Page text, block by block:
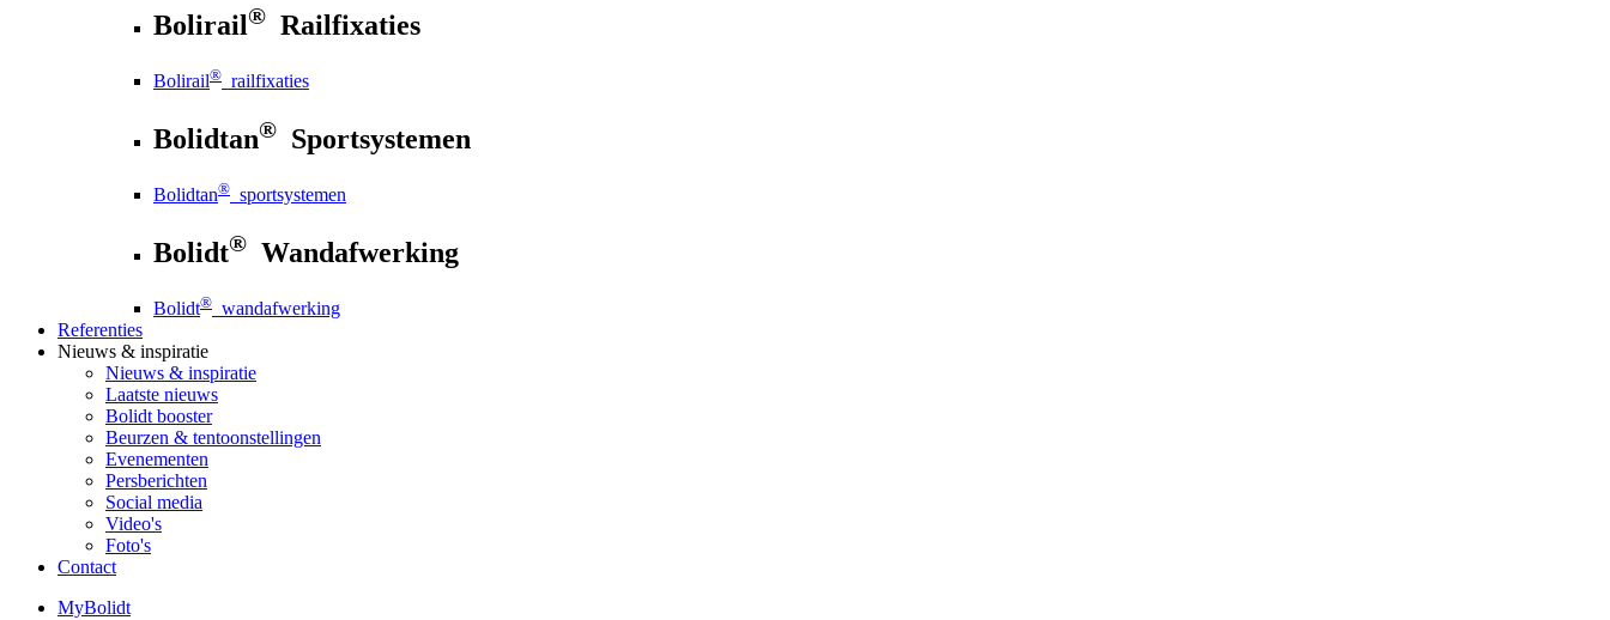
Bolirail® Railfixaties
Bolirail® railfixaties
Bolidtan® Sportsystemen
Bolidtan® sportsystemen
Bolidt® Wandafwerking
Bolidt® wandafwerking
Referenties
Nieuws & inspiratie
Nieuws & inspiratie
Laatste nieuws
Bolidt booster
Beurzen & tentoonstellingen
Evenementen
Persberichten
Social media
Video's
Foto's
Contact
MyBolidt